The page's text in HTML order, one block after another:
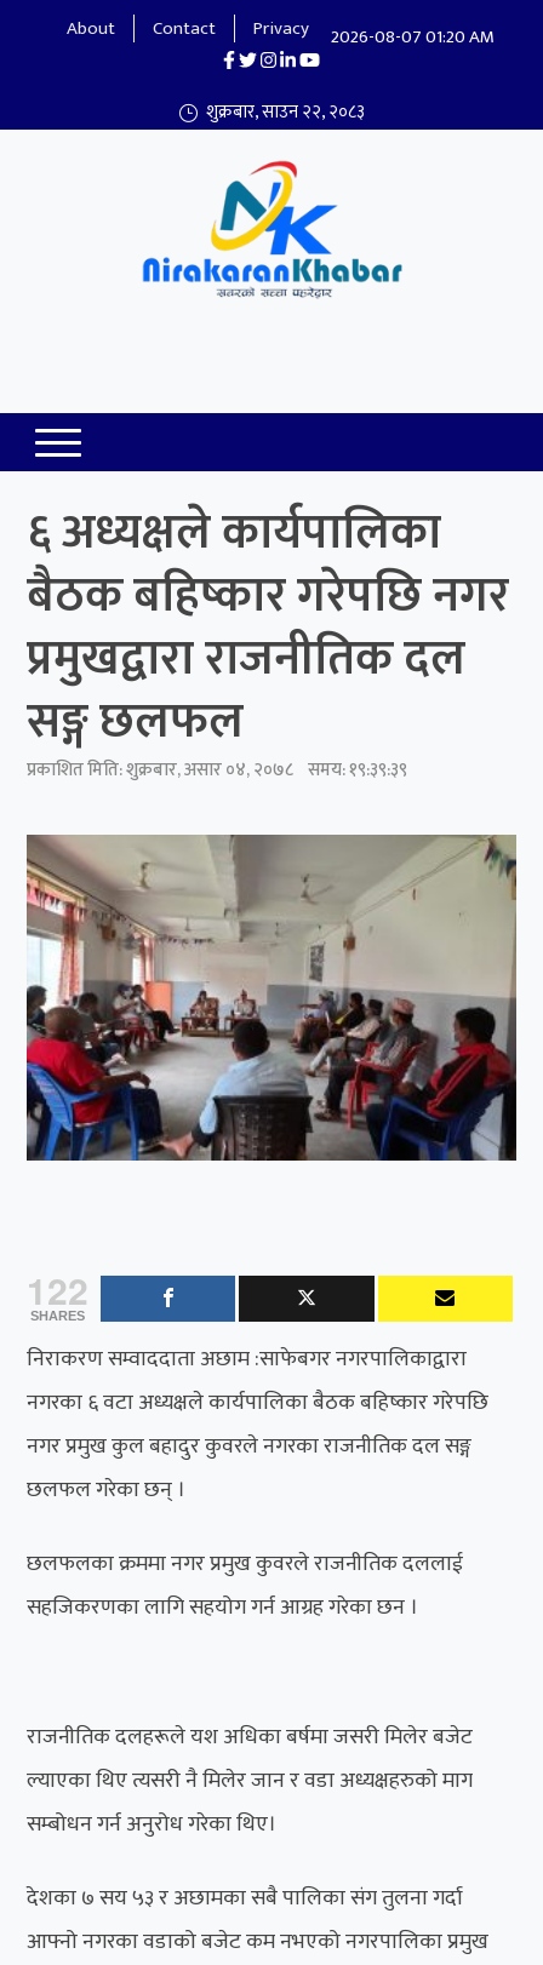
About Contact Privacy 2026-08-07 01:20 AM
शुक्रबार, साउन २२, २०८३
६ अध्यक्षले कार्यपालिका
बैठक बहिष्कार गरेपछि नगर
प्रमुखद्वारा राजनीतिक दल
सङ्ग छलफल
प्रकाशित मिति:शुक्रबार, असार ०४, २०७८ समय: १९:३९:३९
122
SHARES
निराकरण सम्वाददाता अछाम :साफेबगर नगरपालिकाद्वारा
नगरका ६ वटा अध्यक्षले कार्यपालिका बैठक बहिष्कार गरेपछि
नगर प्रमुख कुल बहादुर कुवरले नगरका राजनीतिक दल सङ्ग
छलफल गरेका छन् ।
छलफलका क्रममा नगर प्रमुख कुवरले राजनीतिक दललाई
सहजिकरणका लागि सहयोग गर्न आग्रह गरेका छन ।
राजनीतिक दलहरूले यश अधिका बर्षमा जसरी मिलेर बजेट
ल्याएका थिए त्यसरी नै मिलेर जान र वडा अध्यक्षहरुको माग
सम्बोधन गर्न अनुरोध गरेका थिए।
देशका ७ सय ५३ र अछामका सबै पालिका संग तुलना गर्दा
आफ्नो नगरका वडाको बजेट कम नभएको नगरपालिका प्रमुख